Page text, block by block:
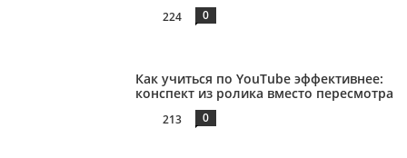
224 0
Как учиться по YouTube эффективнее:
конспект из ролика вместо пересмотра
213 0